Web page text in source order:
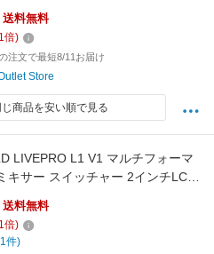
プロ カメラアクセサリー【アウ
送料無料
1倍)
注文で最短8/11お届け
Store
じ商品を安い順で見る
LIVEPRO L1 V1 マルチフォーマ
キサー スイッチャー 2インチLCD
入力USB3.0ライブストリー
プロダクション/生放送用 USBケ
ター付き
送料無料
1倍)
件)